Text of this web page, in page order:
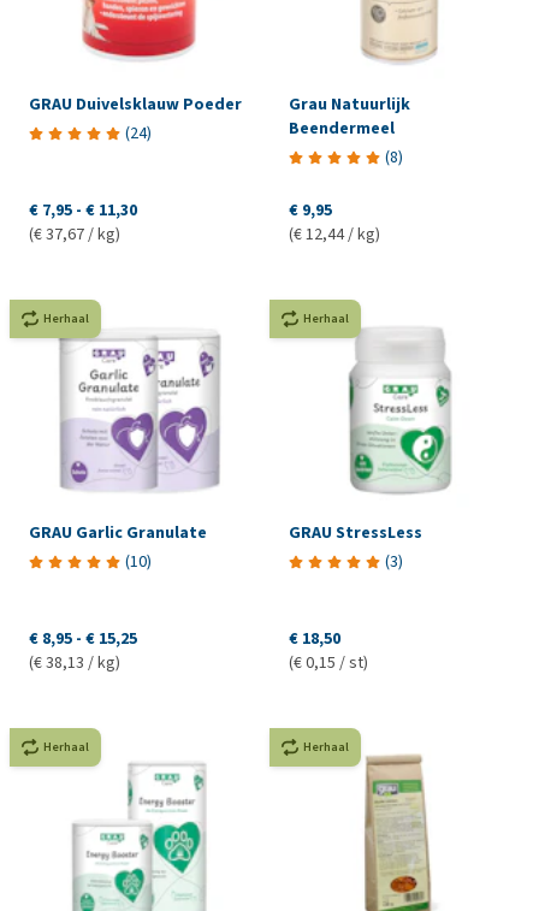
GRAU Duivelsklauw Poeder
(24)
€ 7,95 - € 11,30
(€ 37,67 / kg)
Grau Natuurlijk
Beendermeel
(8)
€ 9,95
(€ 12,44 / kg)
Herhaal
GRAU Garlic Granulate
(10)
€ 8,95 - € 15,25
(€ 38,13 / kg)
Herhaal
GRAU StressLess
(3)
€ 18,50
(€ 0,15 / st)
Herhaal Herhaal